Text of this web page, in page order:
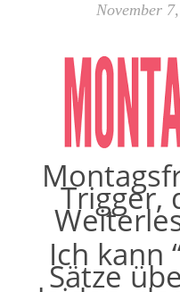
November
Trigger,
Ich kann
Sätze